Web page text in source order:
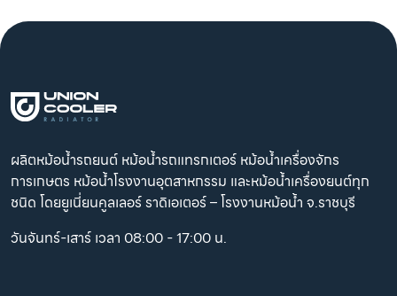
ผลิตหม้อน้ำรถยนต์ หม้อน้ำรถแทรกเตอร์ หม้อน้ำเครื่องจักร
การเกษตร หม้อน้ำโรงงานอุตสาหกรรม และหม้อน้ำเครื่องยนต์ทุก
ชนิด โดยยูเนี่ยนคูลเลอร์ ราดิเอเตอร์ – โรงงานหม้อน้ำ จ.ราชบุรี
วันจันทร์-เสาร์ เวลา 08:00 - 17:00 น.